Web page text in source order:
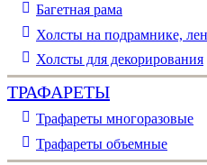
Багетная рама
Холсты на подрамнике, лен
Холсты для декорирования
ТРАФАРЕТЫ
Трафареты многоразовые
Трафареты объемные